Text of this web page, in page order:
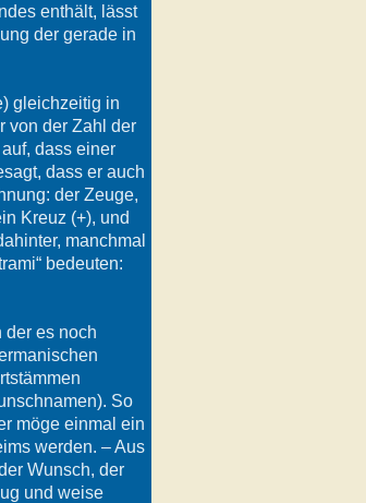
enthält, lässt
der gerade in
gleichzeitig in
von der Zahl der
dass einer
dass er auch
der Zeuge,
Kreuz (+), und
manchmal
bedeuten:
der es noch
So
möge einmal ein
werden. – Aus
Wunsch, der
und weise